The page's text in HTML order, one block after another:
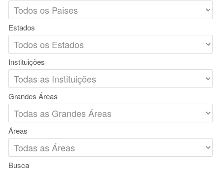
Estados
Instituições
Grandes Áreas
Áreas
Busca